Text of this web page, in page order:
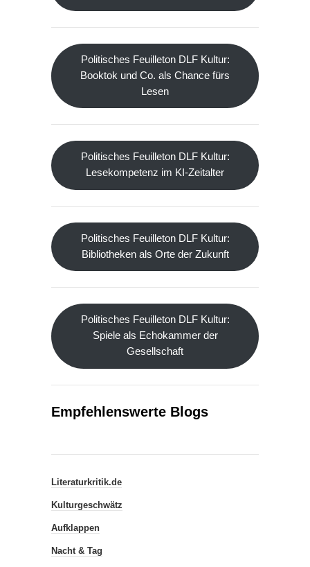
Politisches Feuilleton DLF Kultur:
Booktok und Co. als Chance fürs
Lesen
Politisches Feuilleton DLF Kultur:
Lesekompetenz im KI-Zeitalter
Politisches Feuilleton DLF Kultur:
Bibliotheken als Orte der Zukunft
Politisches Feuilleton DLF Kultur:
Spiele als Echokammer der
Gesellschaft
Empfehlenswerte Blogs
Literaturkritik.de
Kulturgeschwätz
Aufklappen
Nacht & Tag